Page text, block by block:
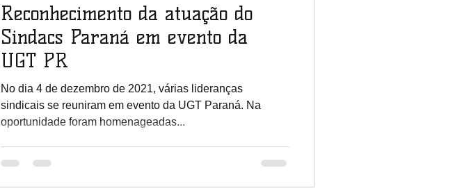
Reconhecimento da atuação do
Sindacs Paraná em evento da
UGT PR
No dia 4 de dezembro de 2021, várias lideranças
sindicais se reuniram em evento da UGT Paraná. Na
oportunidade foram homenageadas...